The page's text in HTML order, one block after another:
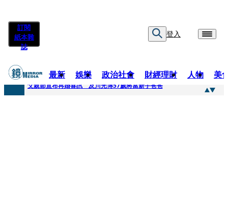
訂閱
紙本雜
誌
登入
最新 娛樂 政治社會 財經理財 人物 美
快訊
父親節宣布再婚喜訊 及川光博57歲將當新手爸爸